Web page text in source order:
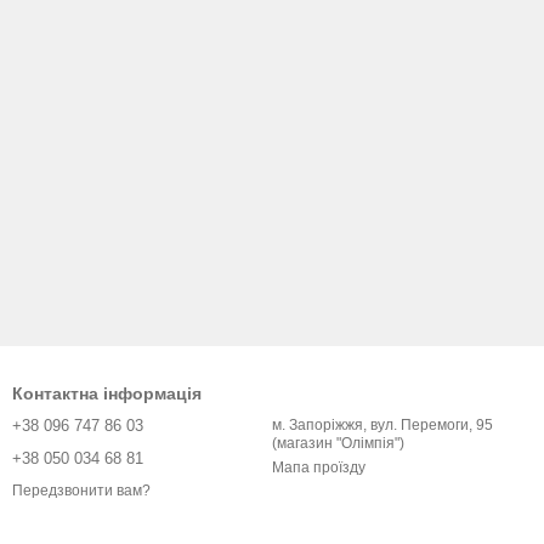
Контактна інформація
+38 096 747 86 03
+38 050 034 68 81
Передзвонити вам?
м. Запоріжжя, вул. Перемоги, 95
(магазин "Олімпія")
Мапа проїзду